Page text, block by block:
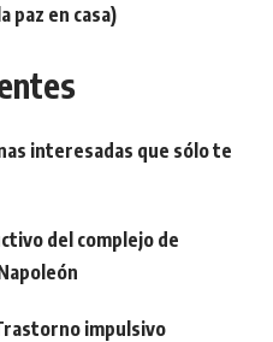
paz en casa)
interesadas que sólo te
del complejo de
impulsivo